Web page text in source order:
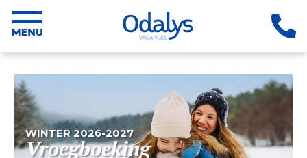
WINTER 2026-2027
Vroegboeking